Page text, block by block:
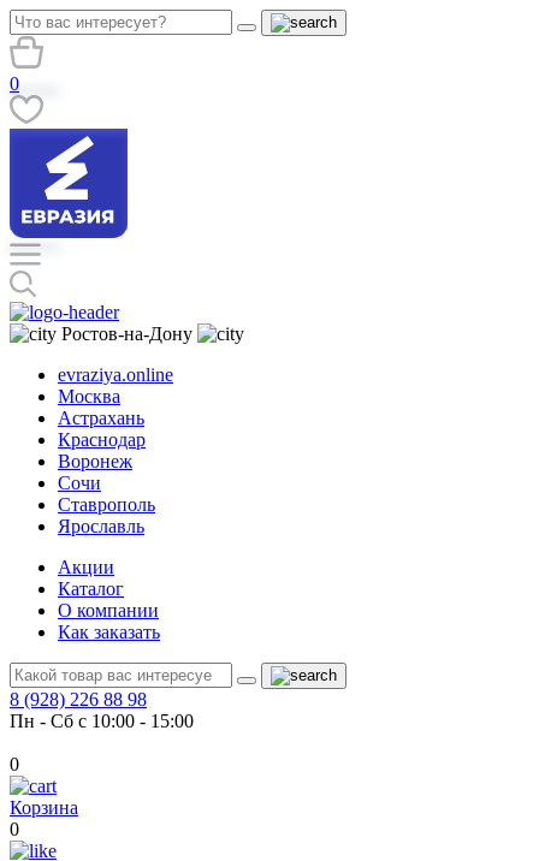
0
Ростов-на-Дону
evraziya.online
Москва
Астрахань
Краснодар
Воронеж
Сочи
Ставрополь
Ярославль
Акции
Каталог
О компании
Как заказать
8 (928) 226 88 98
Пн - Сб с 10:00 - 15:00
0
Корзина
0